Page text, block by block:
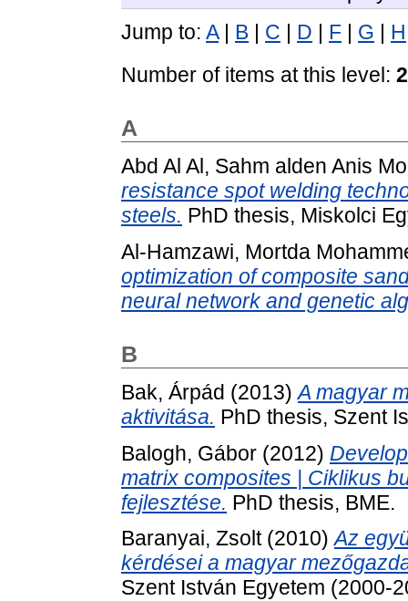
Jump to: A| B C D F G H
Number of items at this level:
A
Abd Al Al, Sahm alden Anis
resistance spot welding
steels. PhD thesis, Miskolci
Al-Hamzawi, Mortda
optimization of composite
neural network and genetic
B
Bak, Árpád (2013)A magyar
aktivitása. PhD thesis, Szent
Balogh, Gábor (2012)
matrix composites | Ciklikus
fejlesztése. PhD thesis, BME.
Baranyai, Zsolt(2010)Az
kérdései a magyar
Szent István Egyetem (2000-